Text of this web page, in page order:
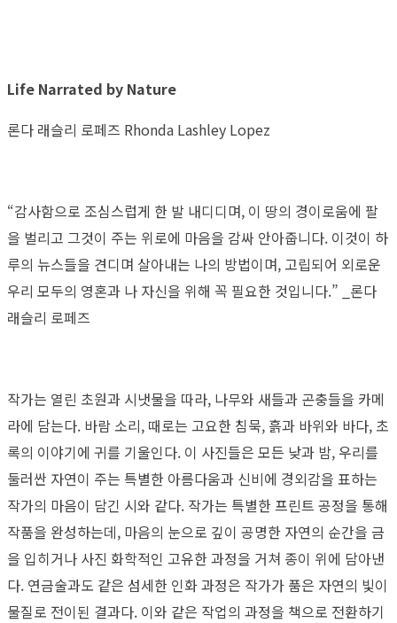
Life Narrated by Nature
론다 래슬리 로페즈 Rhonda Lashley Lopez
“감사함으로 조심스럽게 한 발 내디디며, 이 땅의 경이로움에 팔
을 벌리고 그것이 주는 위로에 마음을 감싸 안아줍니다. 이것이 하
루의 뉴스들을 견디며 살아내는 나의 방법이며, 고립되어 외로운
우리 모두의 영혼과 나 자신을 위해 꼭 필요한 것입니다.” _론다
래슬리 로페즈
작가는 열린 초원과 시냇물을 따라, 나무와 새들과 곤충들을 카메
라에 담는다. 바람 소리, 때로는 고요한 침묵, 흙과 바위와 바다, 초
록의 이야기에 귀를 기울인다. 이 사진들은 모든 낮과 밤, 우리를
둘러싼 자연이 주는 특별한 아름다움과 신비에 경외감을 표하는
작가의 마음이 담긴 시와 같다. 작가는 특별한 프린트 공정을 통해
작품을 완성하는데, 마음의 눈으로 깊이 공명한 자연의 순간을 금
을 입히거나 사진 화학적인 고유한 과정을 거쳐 종이 위에 담아낸
다. 연금술과도 같은 섬세한 인화 과정은 작가가 품은 자연의 빛이
물질로 전이된 결과다. 이와 같은 작업의 과정을 책으로 전환하기